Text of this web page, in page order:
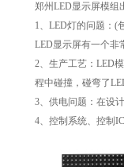
郑州LED显示屏模组
1、LED灯的问题：(
LED显示屏有一个非
2、生产工艺：LED
程中碰撞，碰弯了
3、供电问题：在设
4、控制系统、控制